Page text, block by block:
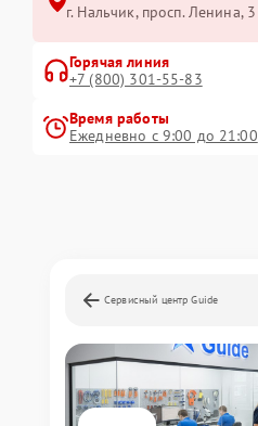
г. Нальчик, просп. Ленина, 3
Горячая линия
+7 (800) 301-55-83
Время работы
Ежедневно с 9:00 до 21:00
Сервисный центр Guide